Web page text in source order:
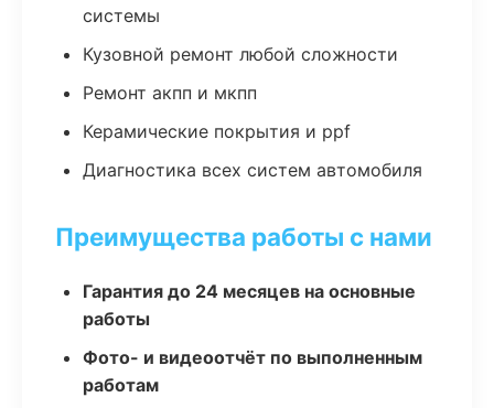
системы
Кузовной ремонт любой сложности
Ремонт акпп и мкпп
Керамические покрытия и ppf
Диагностика всех систем автомобиля
Преимущества работы с нами
Гарантия до 24 месяцев на основные
работы
Фото- и видеоотчёт по выполненным
работам